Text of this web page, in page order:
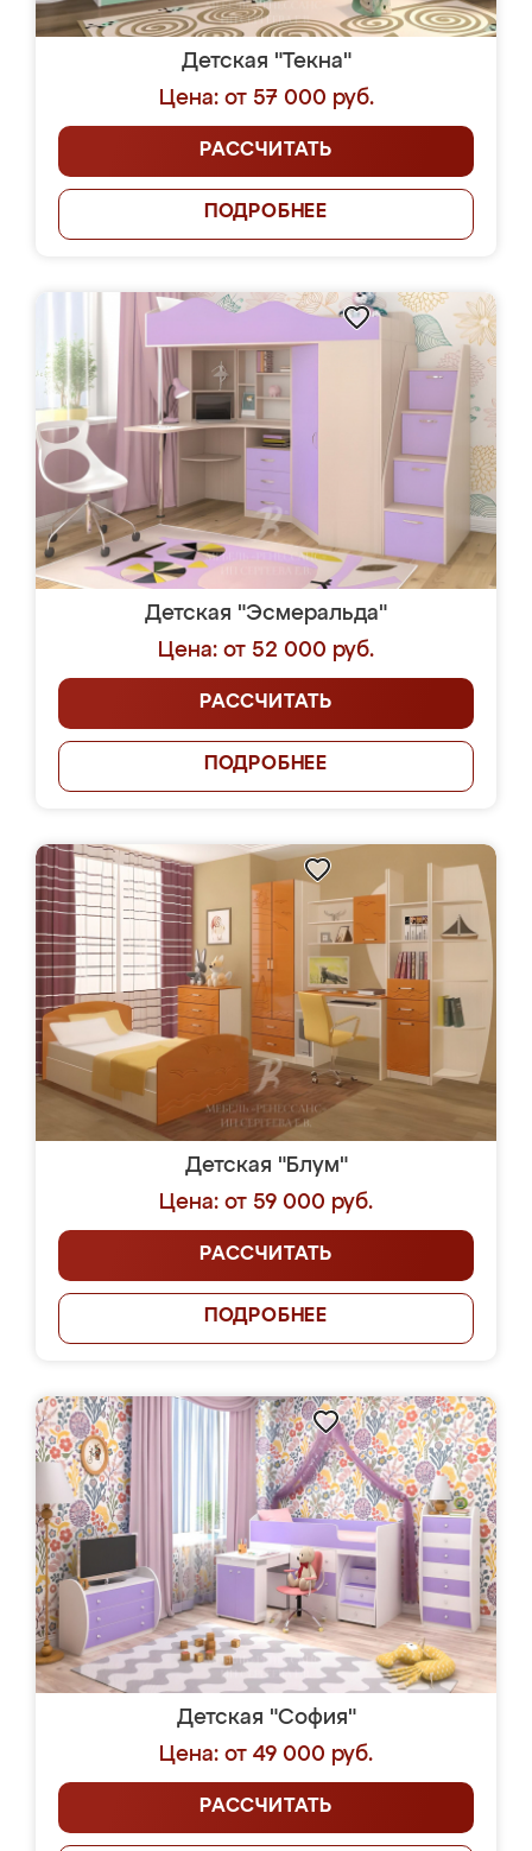
Детская "Текна"
Цена: от 57 000 руб.
РАССЧИТАТЬ
ПОДРОБНЕЕ
Детская "Эсмеральда"
Цена: от 52 000 руб.
РАССЧИТАТЬ
ПОДРОБНЕЕ
Детская "Блум"
Цена: от 59 000 руб.
РАССЧИТАТЬ
ПОДРОБНЕЕ
Детская "София"
Цена: от 49 000 руб.
РАССЧИТАТЬ